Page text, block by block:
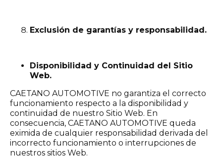
Exclusión de garantías y responsabilidad.
Disponibilidad y Continuidad del Sitio
Web.
CAETANO AUTOMOTIVE no garantiza el correcto
funcionamiento respecto a la disponibilidad y
continuidad de nuestro Sitio Web. En
consecuencia, CAETANO AUTOMOTIVE queda
eximida de cualquier responsabilidad derivada del
incorrecto funcionamiento o interrupciones de
nuestros sitios Web.